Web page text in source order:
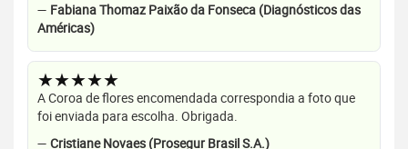
— Fabiana Thomaz Paixão da Fonseca (Diagnósticos das
Américas)
★★★★★
A Coroa de flores encomendada correspondia a foto que
foi enviada para escolha. Obrigada.
— Cristiane Novaes (Prosegur Brasil S.A.)